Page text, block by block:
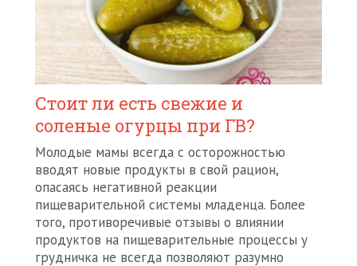
Стоит ли есть свежие и
соленые огурцы при ГВ?
Молодые мамы всегда с осторожностью
вводят новые продукты в свой рацион,
опасаясь негативной реакции
пищеварительной системы младенца. Более
того, противоречивые отзывы о влиянии
продуктов на пищеварительные процессы у
грудничка не всегда позволяют разумно